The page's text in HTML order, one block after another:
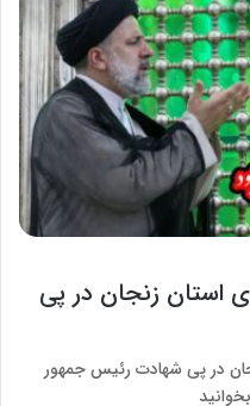
استان زنجان در پی
در پی شهادت رئیس جمهور